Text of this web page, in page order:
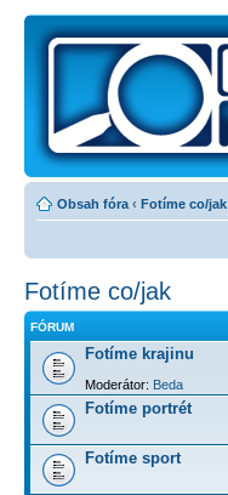
Obsah fóra ‹ Fotíme co/jak
Fotíme co/jak
FÓRUM
Fotíme krajinu
Moderátor: Beda
Fotíme portrét
Fotíme sport